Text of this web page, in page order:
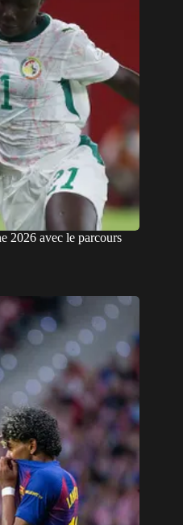
2026 avec le parcours